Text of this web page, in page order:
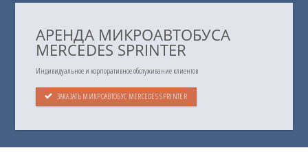
АРЕНДА МИКРОАВТОБУСА
MERCEDES SPRINTER
Индивидуальное и корпоративное обслуживание клиентов
ЗАКАЗАТЬ МИКРОАВТОБУС MERCEDES SPRINTER